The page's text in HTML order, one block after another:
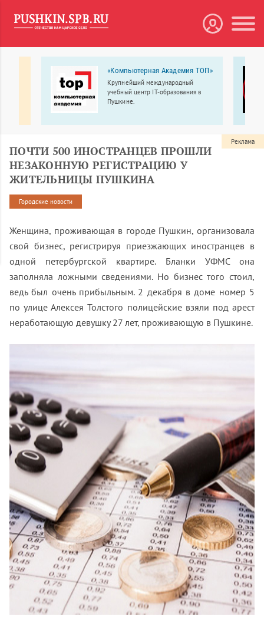
«Компьютерная Академия ТОП»
Крупнейший международный
учебный центр IT-образования в
Пушкине.
ПОЧТИ 500 ИНОСТРАНЦЕВ ПРОШЛИ
НЕЗАКОННУЮ РЕГИСТРАЦИЮ У
ЖИТЕЛЬНИЦЫ ПУШКИНА
Городские новости
Женщина, проживающая в городе Пушкин, организовала
свой бизнес, регистрируя приезжающих иностранцев в
одной петербургской квартире. Бланки УФМС она
заполняла ложными сведениями. Но бизнес того стоил,
ведь был очень прибыльным. 2 декабря в доме номер 5
по улице Алексея Толстого полицейские взяли под арест
неработающую девушку 27 лет, проживающую в Пушкине.
Реклама